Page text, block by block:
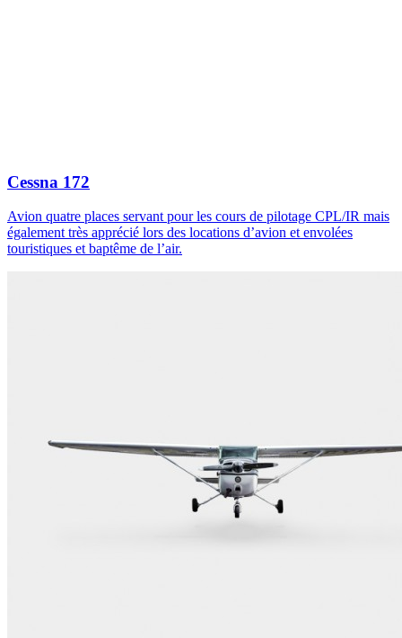
Cessna 172
Avion quatre places servant pour les cours de pilotage CPL/IR mais
également très apprécié lors des locations d’avion et envolées
touristiques et baptême de l’air.